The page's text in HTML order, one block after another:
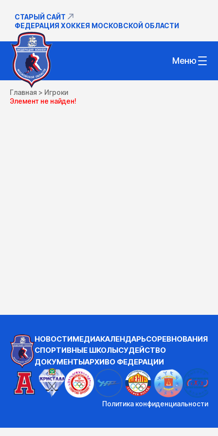
СТАРЫЙ САЙТ
ФЕДЕРАЦИЯ ХОККЕЯ МОСКОВСКОЙ ОБЛАСТИ
Меню
Главная > Игроки
Элемент не найден!
НОВОСТИМЕДИАКАЛЕНДАРЬСОРЕВНОВАНИЯ
СПОРТИВНЫЕ ШКОЛЫСУДЕЙСТВО
ДОКУМЕНТЫАРХИВО ФЕДЕРАЦИИ
Политика конфиденциальности